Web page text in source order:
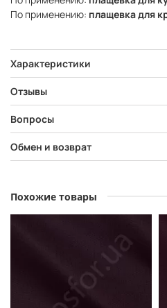
По применению: плащевка для
Характеристики
Отзывы
Вопросы
Обмен и возврат
Похожие товары